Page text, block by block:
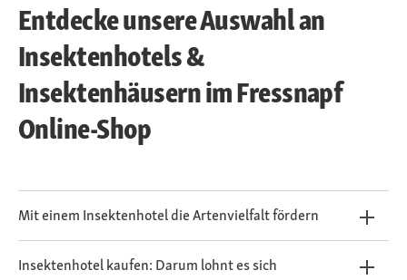
Entdecke unsere Auswahl an
Insektenhotels &
Insektenhäusern im Fressnapf
Online-Shop
Mit einem Insektenhotel die Artenvielfalt fördern
Insektenhotel kaufen: Darum lohnt es sich